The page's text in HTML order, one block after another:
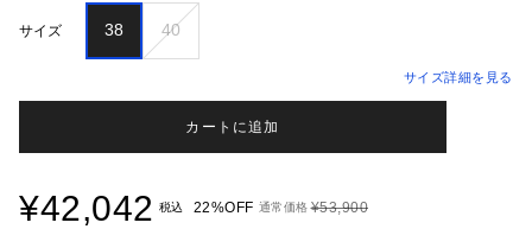
サイズ 38 40
サイズ詳細を見る
カートに追加
¥42,042 税込 22%OFF 通常価格 ¥53,900